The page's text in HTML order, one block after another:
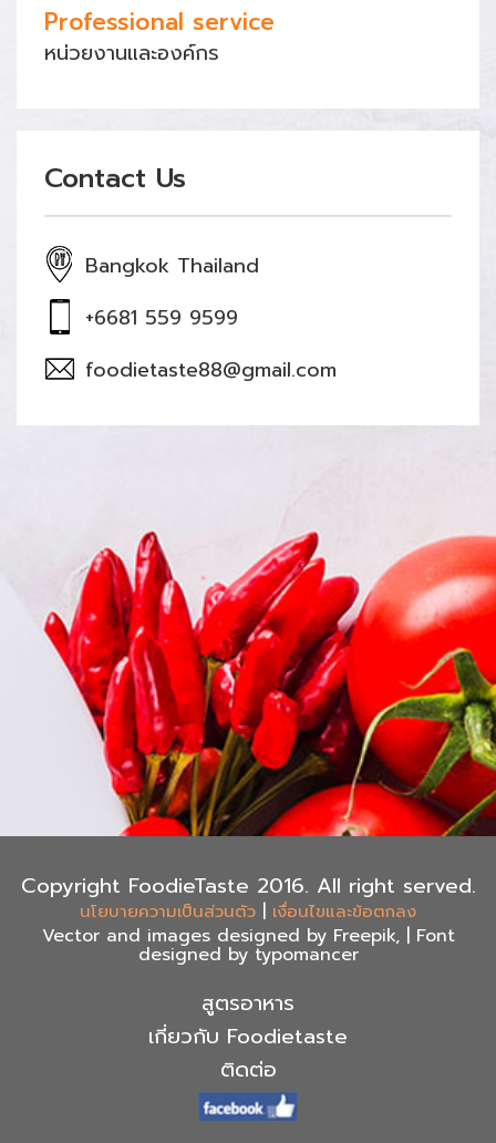
Professional service
หน่วยงานและองค์กร
Contact Us
Bangkok Thailand
+6681 559 9599
foodietaste88@gmail.com
Copyright FoodieTaste 2016. All right served.
นโยบายความเป็นส่วนตัว | เงื่อนไขและข้อตกลง
Vector and images designed by Freepik, | Font
designed by typomancer
สูตรอาหาร
เกี่ยวกับ Foodietaste
ติดต่อ